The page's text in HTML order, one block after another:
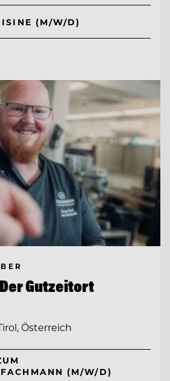
(M/W/D)
Gutzeitort
Österreich
(M/W/D)